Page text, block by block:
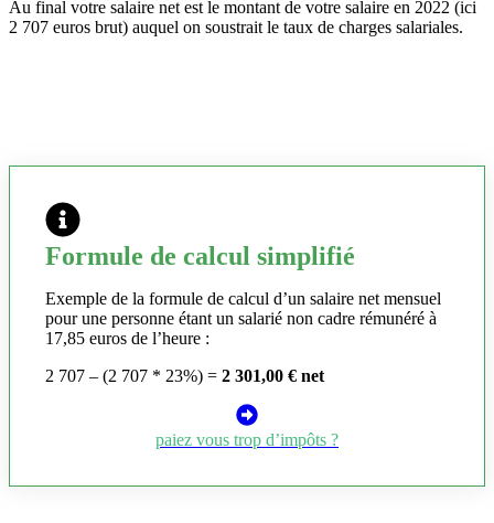
Au final votre salaire net est le montant de votre salaire en 2022 (ici
2 707 euros brut) auquel on soustrait le taux de charges salariales.
Formule de calcul simplifié
Exemple de la formule de calcul d’un salaire net mensuel
pour une personne étant un salarié non cadre rémunéré à
17,85 euros de l’heure :
2 707 – (2 707 * 23%) = 2 301,00 € net
paiez vous trop d’impôts ?